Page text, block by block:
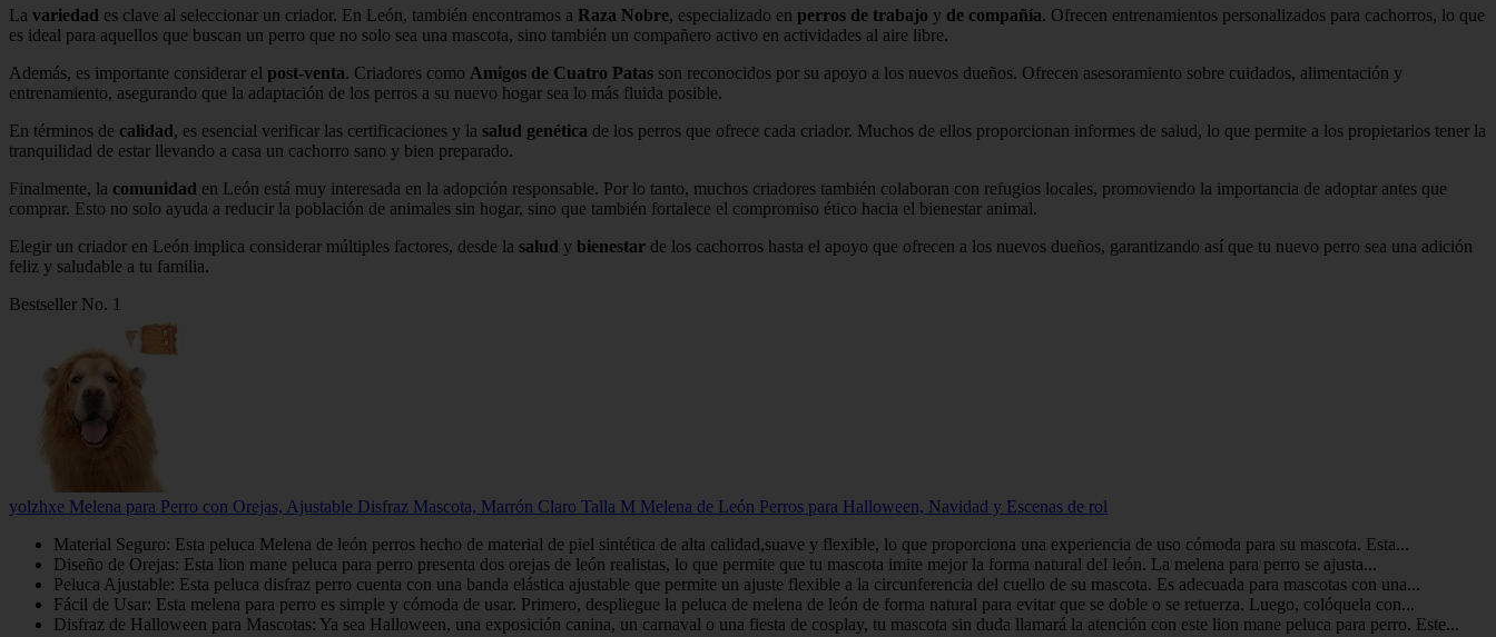
La variedad es clave al seleccionar un criador. En León, también encontramos a Raza Nobre, especializado en perros de trabajo y de compañía. Ofrecen entrenamientos personalizados para cachorros, lo que
es ideal para aquellos que buscan un perro que no solo sea una mascota, sino también un compañero activo en actividades al aire libre.
Además, es importante considerar el post-venta. Criadores como Amigos de Cuatro Patas son reconocidos por su apoyo a los nuevos dueños. Ofrecen asesoramiento sobre cuidados, alimentación y
entrenamiento, asegurando que la adaptación de los perros a su nuevo hogar sea lo más fluida posible.
En términos de calidad, es esencial verificar las certificaciones y la salud genética de los perros que ofrece cada criador. Muchos de ellos proporcionan informes de salud, lo que permite a los propietarios tener la
tranquilidad de estar llevando a casa un cachorro sano y bien preparado.
Finalmente, la comunidad en León está muy interesada en la adopción responsable. Por lo tanto, muchos criadores también colaboran con refugios locales, promoviendo la importancia de adoptar antes que
comprar. Esto no solo ayuda a reducir la población de animales sin hogar, sino que también fortalece el compromiso ético hacia el bienestar animal.
Elegir un criador en León implica considerar múltiples factores, desde la salud y bienestar de los cachorros hasta el apoyo que ofrecen a los nuevos dueños, garantizando así que tu nuevo perro sea una adición
feliz y saludable a tu familia.
Bestseller No. 1
yolzhxe Melena para Perro con Orejas, Ajustable Disfraz Mascota, Marrón Claro Talla M Melena de León Perros para Halloween, Navidad y Escenas de rol
Material Seguro: Esta peluca Melena de león perros hecho de material de piel sintética de alta calidad,suave y flexible, lo que proporciona una experiencia de uso cómoda para su mascota. Esta...
Diseño de Orejas: Esta lion mane peluca para perro presenta dos orejas de león realistas, lo que permite que tu mascota imite mejor la forma natural del león. La melena para perro se ajusta...
Peluca Ajustable: Esta peluca disfraz perro cuenta con una banda elástica ajustable que permite un ajuste flexible a la circunferencia del cuello de su mascota. Es adecuada para mascotas con una...
Fácil de Usar: Esta melena para perro es simple y cómoda de usar. Primero, despliegue la peluca de melena de león de forma natural para evitar que se doble o se retuerza. Luego, colóquela con...
Disfraz de Halloween para Mascotas: Ya sea Halloween, una exposición canina, un carnaval o una fiesta de cosplay, tu mascota sin duda llamará la atención con este lion mane peluca para perro. Este...